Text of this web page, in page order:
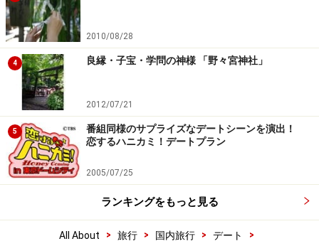
2010/08/28
4 良縁・子宝・学問の神様 「野々宮神社」
2012/07/21
5
番組同様のサプライズなデートシーンを演出！
恋するハニカミ！デートプラン
2005/07/25
ランキングをもっと見る
All About > 旅行 > 国内旅行 > デート
>